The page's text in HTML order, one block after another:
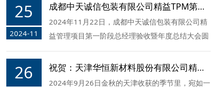
25
2024-11
成都中天诚信包装有限公司精益TPM第一阶段项目验收总结大会圆满成功！
2024年11月22日，成都中天诚信包装有限公司精
益管理项目第一阶段总经理验收暨年度总结大会圆
满成功。
26 祝贺：天津华恒新材料股份有限公司精益数字化工厂建设启动大会隆重召开
2024年9月26日金秋的天津收获的季节里，宛如一